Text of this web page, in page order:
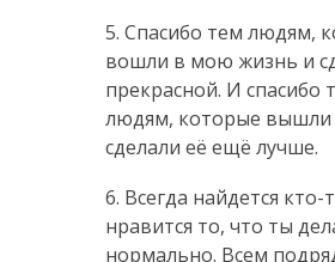
5. Спасибо тем людям,
вошли в мою жизнь и
прекрасной. И спасибо
людям, которые вышли
сделали её ещё лучше.
6. Всегда найдется кто-
нравится то, что ты
нормально. Всем